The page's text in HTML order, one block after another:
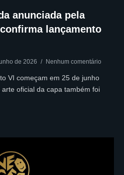
anunciada pela
lançamento
de 2026 Nenhum comentário
VI começam em 25 de junho
oficial da capa também foi